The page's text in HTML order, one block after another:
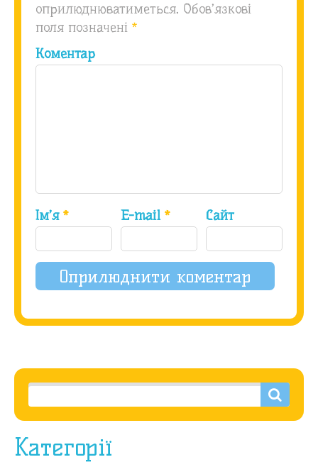
Категорії
оприлюднюватиметься. Обов’язкові
поля позначені *
Коментар
Ім’я * E-mail* Сайт